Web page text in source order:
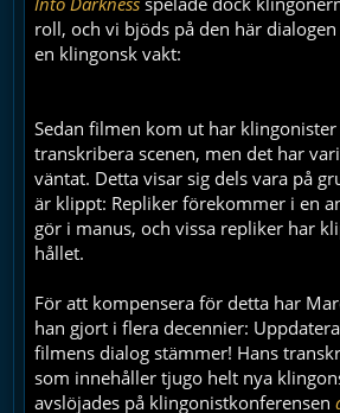
roll, och vi bjöds på den här
en klingonsk vakt:
Sedan filmen kom ut har
transkribera scenen, men det har
väntat. Detta visar sig dels vara på
är klippt: Repliker förekommer i en
gör i manus, och vissa repliker har
hållet.
För att kompensera för detta har
han gjort i flera decennier:
filmens dialog stämmer! Hans
som innehåller tjugo helt nya
avslöjades på klingonistkonferensen